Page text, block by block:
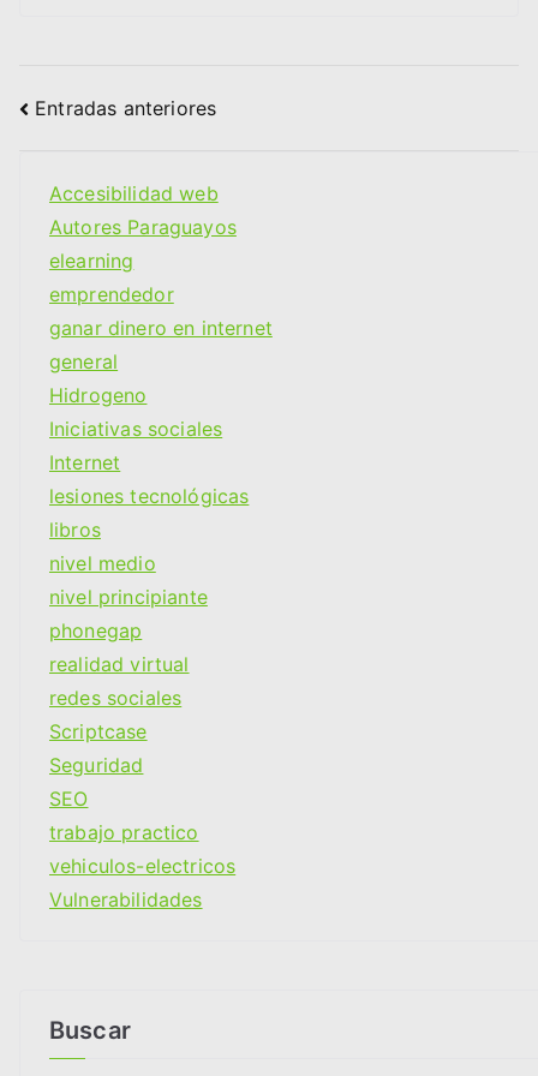
Navegación
entradas
Entradas anteriores
Accesibilidad web
Autores Paraguayos
elearning
emprendedor
ganar dinero en internet
general
Hidrogeno
Iniciativas sociales
Internet
lesiones tecnológicas
libros
nivel medio
nivel principiante
phonegap
realidad virtual
redes sociales
Scriptcase
Seguridad
SEO
trabajo practico
vehiculos-electricos
Vulnerabilidades
Buscar